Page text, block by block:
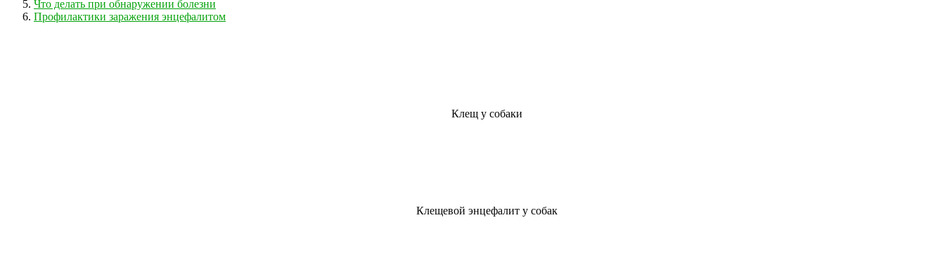
Что делать при обнаружении болезни
Профилактики заражения энцефалитом
Клещ у собаки
Клещевой энцефалит у собак